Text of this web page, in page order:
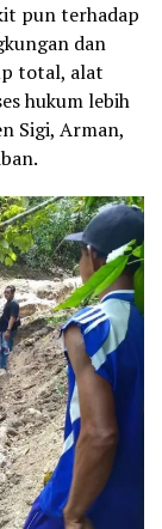
pun terhadap
dan
total, alat
hukum lebih
Sigi, Arman,